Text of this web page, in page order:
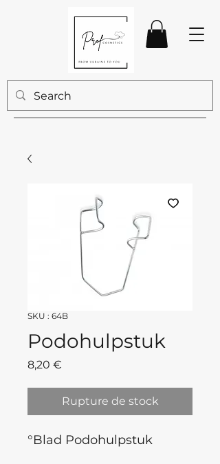
SKU : 64B
Podohulpstuk
8,20 €
Rupture de stock
°Blad Podohulpstuk